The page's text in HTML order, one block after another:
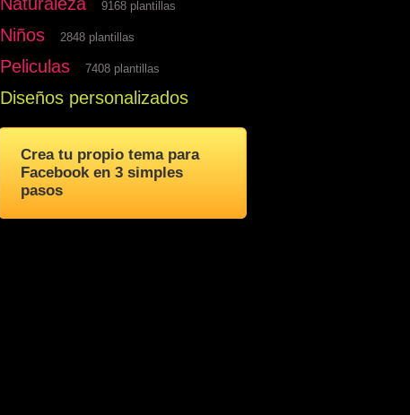
9168 plantillas
Niños 2848 plantillas
Peliculas 7408 plantillas
Diseños personalizados
Crea tu propio tema para
Facebook en 3 simples
pasos